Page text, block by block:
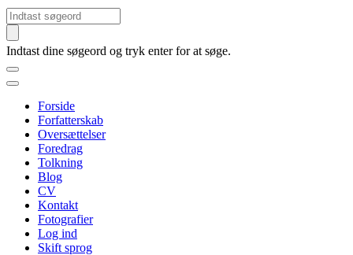
Søg
Indtast dine søgeord og tryk enter for at søge.
Forside
Forfatterskab
Oversættelser
Foredrag
Tolkning
Blog
CV
Kontakt
Fotografier
Log ind
Skift sprog